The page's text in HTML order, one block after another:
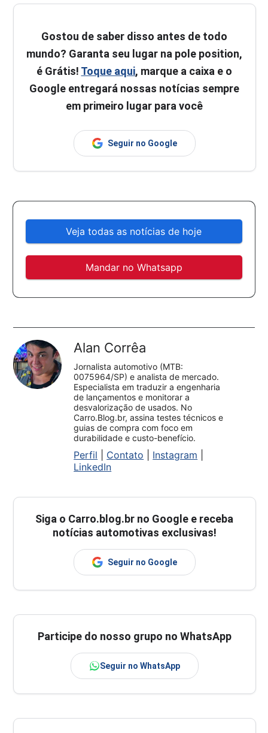
Gostou de saber disso antes de todo
mundo? Garanta seu lugar na pole position,
é Grátis! Toque aqui, marque a caixa e o
Google entregará nossas notícias sempre
em primeiro lugar para você
Seguir no Google
Veja todas as notícias de hoje
Mandar no Whatsapp
Alan Corrêa
Jornalista automotivo (MTB:
0075964/SP) e analista de mercado.
Especialista em traduzir a engenharia
de lançamentos e monitorar a
desvalorização de usados. No
Carro.Blog.br, assina testes técnicos e
guias de compra com foco em
durabilidade e custo-benefício.
Perfil Contato Instagram
LinkedIn
Siga o Carro.blog.br no Google e receba
notícias automotivas exclusivas!
Seguir no Google
Participe do nosso grupo no WhatsApp
Seguir no WhatsApp